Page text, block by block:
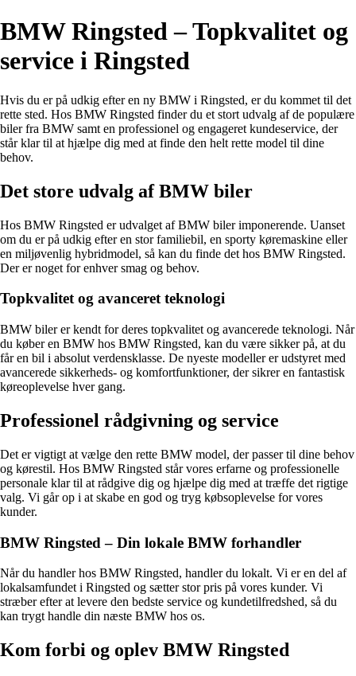
BMW Ringsted – Topkvalitet og
service i Ringsted
Hvis du er på udkig efter en ny BMW i Ringsted, er du kommet til det
rette sted. Hos BMW Ringsted finder du et stort udvalg af de populære
biler fra BMW samt en professionel og engageret kundeservice, der
står klar til at hjælpe dig med at finde den helt rette model til dine
behov.
Det store udvalg af BMW biler
Hos BMW Ringsted er udvalget af BMW biler imponerende. Uanset
om du er på udkig efter en stor familiebil, en sporty køremaskine eller
en miljøvenlig hybridmodel, så kan du finde det hos BMW Ringsted.
Der er noget for enhver smag og behov.
Topkvalitet og avanceret teknologi
BMW biler er kendt for deres topkvalitet og avancerede teknologi. Når
du køber en BMW hos BMW Ringsted, kan du være sikker på, at du
får en bil i absolut verdensklasse. De nyeste modeller er udstyret med
avancerede sikkerheds- og komfortfunktioner, der sikrer en fantastisk
køreoplevelse hver gang.
Professionel rådgivning og service
Det er vigtigt at vælge den rette BMW model, der passer til dine behov
og kørestil. Hos BMW Ringsted står vores erfarne og professionelle
personale klar til at rådgive dig og hjælpe dig med at træffe det rigtige
valg. Vi går op i at skabe en god og tryg købsoplevelse for vores
kunder.
BMW Ringsted – Din lokale BMW forhandler
Når du handler hos BMW Ringsted, handler du lokalt. Vi er en del af
lokalsamfundet i Ringsted og sætter stor pris på vores kunder. Vi
stræber efter at levere den bedste service og kundetilfredshed, så du
kan trygt handle din næste BMW hos os.
Kom forbi og oplev BMW Ringsted